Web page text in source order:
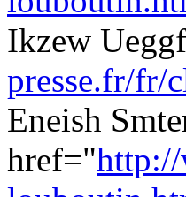
Ikzew
presse.fr/fr/
Eneish
href="